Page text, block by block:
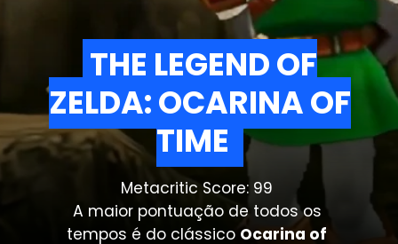
THE LEGEND OF
ZELDA: OCARINA OF
TIME
THE LEGEND OF
ZELDA: OCARINA OF
TIME
Metacritic Score: 99
A maior pontuação de todos os
tempos é do clássico Ocarina of